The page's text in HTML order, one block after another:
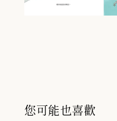
您可能也喜歡